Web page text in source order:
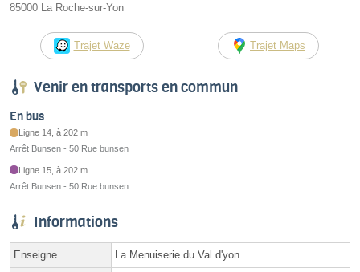
85000 La Roche-sur-Yon
Trajet Waze Trajet Maps
Venir en transports en commun
En bus
Ligne 14, à 202 m
Arrêt Bunsen - 50 Rue bunsen
Ligne 15, à 202 m
Arrêt Bunsen - 50 Rue bunsen
Informations
Enseigne La Menuiserie du Val d'yon